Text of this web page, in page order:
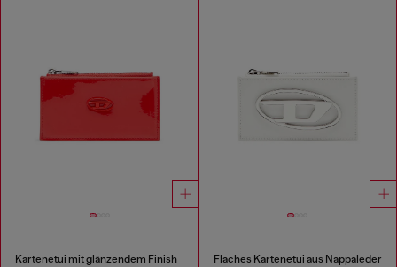
Kartenetui mit glänzendem Finish Flaches Kartenetui aus Nappaleder